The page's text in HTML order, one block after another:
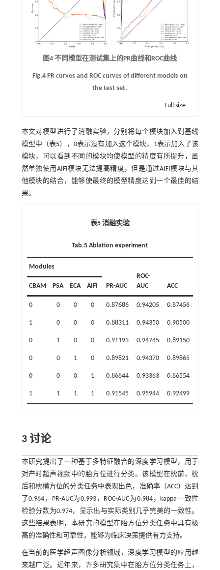
图4 不同模型在测试集上的PR曲线和ROC曲线
Fig.4 PR curves and ROC curves of different models on
the test set.
Full size
本文对模型进行了消融实验，分别将每个模块加入到基线
模型中（表5），0表示没有加入这个模块，1表示加入了该
模块，可以看到不同的模块均使模型的精度有所提升，虽
然单独使用AIFI模块无法提高精度，但是通过AIFI模块与其
他模块的结合，能够使最终的模型精度达到一个最佳的结
果。
表5 消融实验
Tab.5 Ablation experiment
Modules
PR-AUC
ROC-
AUC
ACC
CBAM PSA ECA AIFI
0 0 0 0 0.87686 0.94205 0.87456
1 0 0 0 0.88311 0.94350 0.90500
0 1 0 0 0.91193 0.94745 0.89150
0 0 1 0 0.89821 0.94370 0.89865
0 0 0 1 0.86844 0.93363 0.86554
1 1 1 1 0.91545 0.95944 0.92499
3 讨论
本研究提出了一种基于多特征融合的深度学习模型，用于
对产时超声视频中的胎方位进行分类。该模型在枕前、枕
后和枕横方位的分类任务中表现出色，准确率（ACC）达到
了0.984，PR-AUC为0.993，ROC-AUC为0.984，kappa一致性
检验分数为0.974，显示出与实际类别几乎完美的一致性。
这些结果表明，本研究的模型在胎方位分类任务中具有极
高的准确性和可靠性，能够为临床决策提供有力支持。
在当前的医学超声图像分析领域，深度学习模型的应用越
来越广泛。近年来，许多研究集中在胎方位分类任务上，